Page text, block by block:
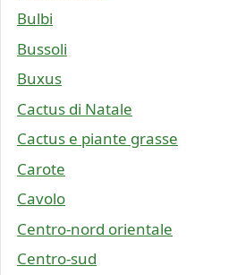
Bulbi
Bussoli
Buxus
Cactus di Natale
Cactus e piante grasse
Carote
Cavolo
Centro-nord orientale
Centro-sud